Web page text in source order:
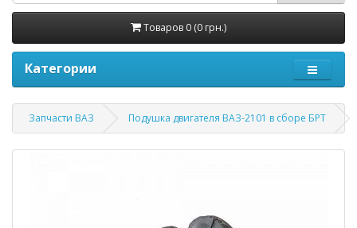
Товаров 0 (0 грн.)
Категории
Запчасти ВАЗ Подушка двигателя ВАЗ-2101 в сборе БРТ